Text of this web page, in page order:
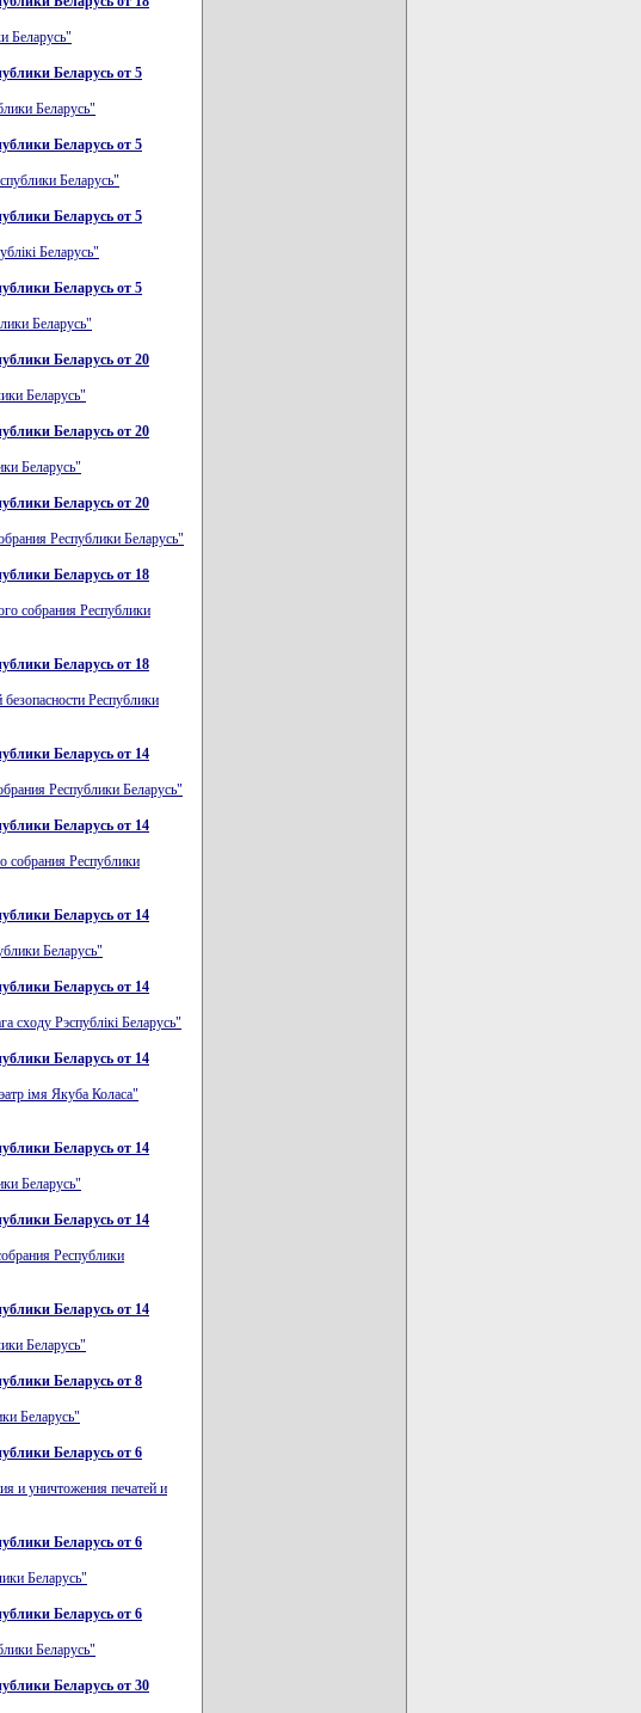
Беларусь"
Беларусь от 5
Беларусь"
Беларусь от 5
Беларусь"
Беларусь от 5
Беларусь"
Беларусь от 5
Беларусь"
Беларусь от 20
Беларусь"
Беларусь от 20
Беларусь"
Беларусь от 20
Республики Беларусь"
Беларусь от 18
собрания Республики
Беларусь от 18
Республики
Беларусь от 14
Республики Беларусь"
Беларусь от 14
собрания Республики
Беларусь от 14
Беларусь"
Беларусь от 14
сходу Рэспублiкi Беларусь"
Беларусь от 14
iмя Якуба Коласа"
Беларусь от 14
Беларусь"
Беларусь от 14
Республики
Беларусь от 14
Беларусь"
Беларусь от 8
Беларусь"
Беларусь от 6
и уничтожения печатей и
Беларусь от 6
Беларусь"
Беларусь от 6
Беларусь"
Беларусь от 30